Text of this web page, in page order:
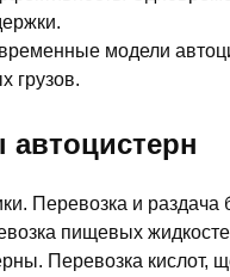
модели
грузов.
Перевозка и раздача
пищевых
Перевозка кислот,